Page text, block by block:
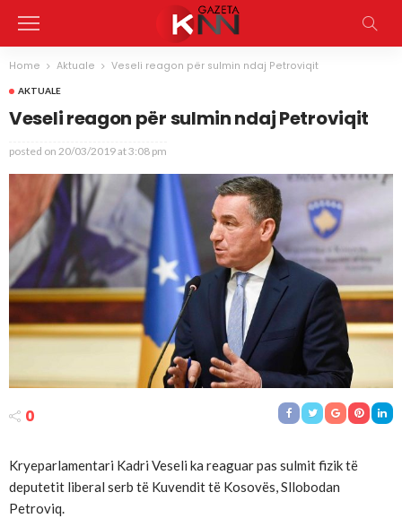
Home Aktuale Veseli reagon për sulmin ndaj Petroviqit
AKTUALE
Veseli reagon për sulmin ndaj Petroviqit
posted on 20/03/2019 at 3:08 pm
0
Kryeparlamentari Kadri Veseli ka reaguar pas sulmit fizik të
deputetit liberal serb të Kuvendit të Kosovës, Sllobodan
Petroviq.